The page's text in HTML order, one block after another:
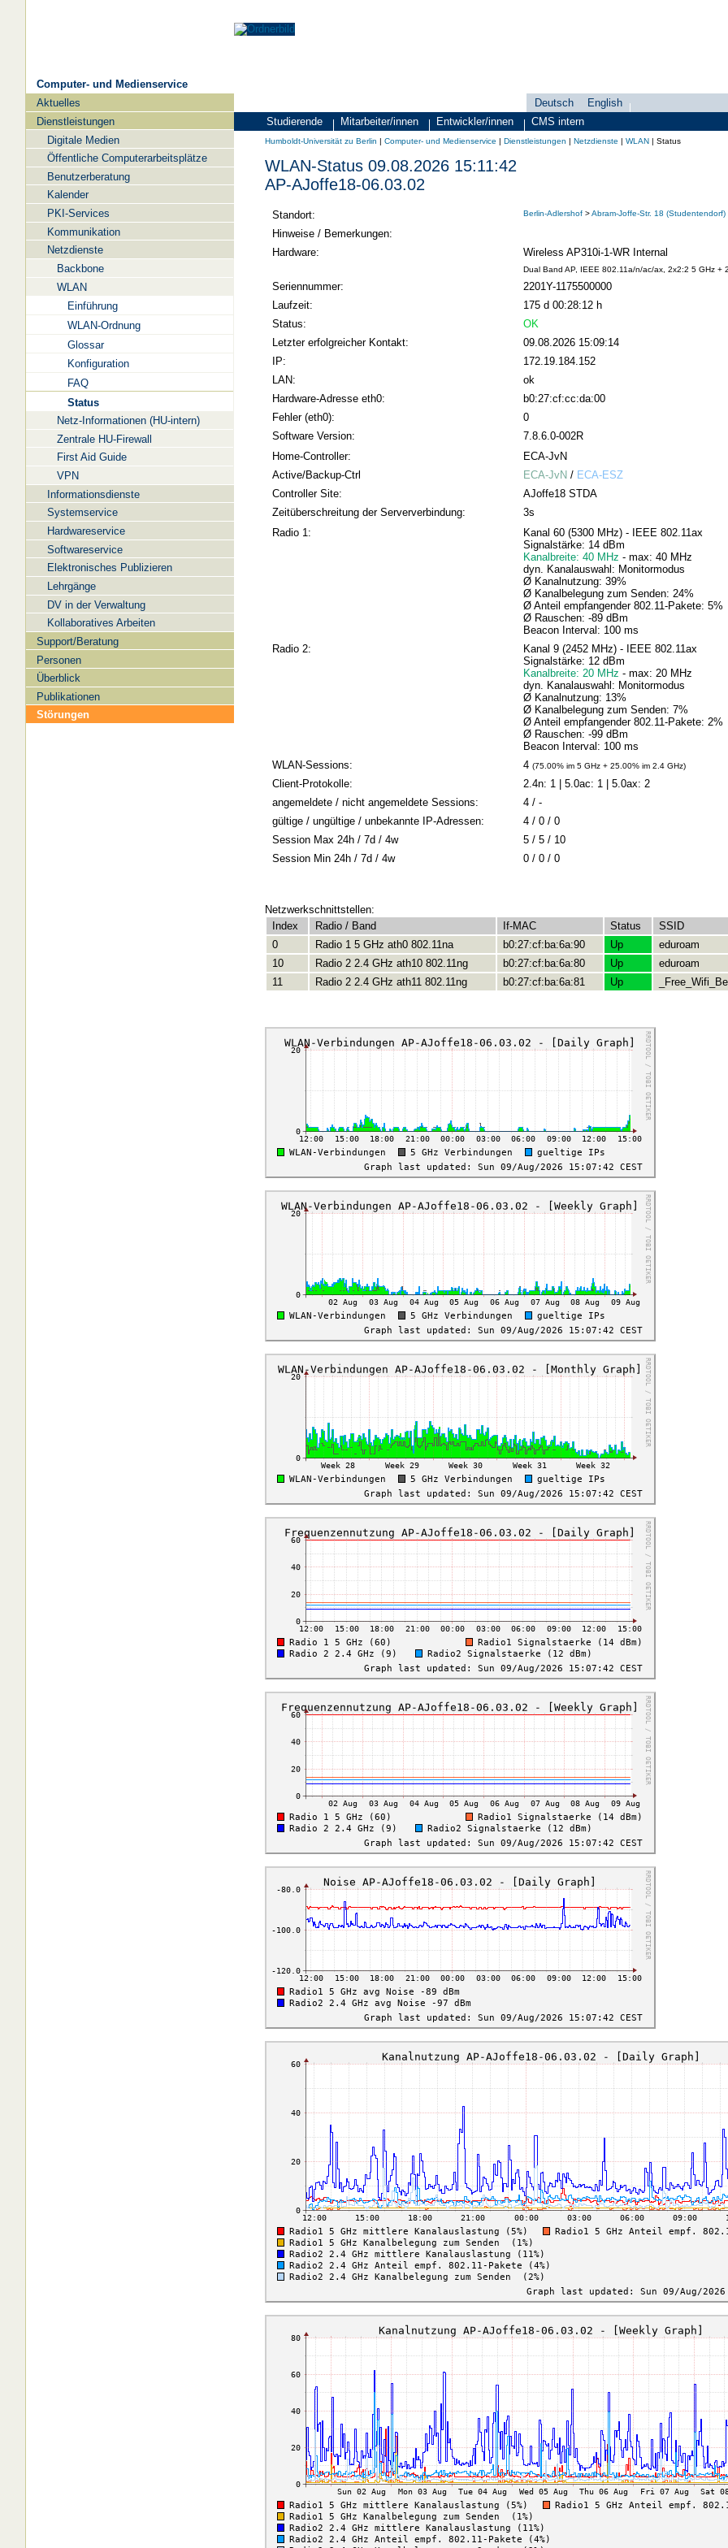
Computer- und Medienservice
Navigation
Aktuelles
Dienstleistungen
Digitale Medien
Öffentliche Computerarbeitsplätze
Benutzerberatung
Kalender
PKI-Services
Kommunikation
Netzdienste
Backbone
WLAN
Einführung
WLAN-Ordnung
Glossar
Konfiguration
FAQ
Status
Netz-Informationen (HU-intern)
Zentrale HU-Firewall
First Aid Guide
VPN
Informationsdienste
Systemservice
Hardwareservice
Softwareservice
Elektronisches Publizieren
Lehrgänge
DV in der Verwaltung
Kollaboratives Arbeiten
Support/Beratung
Personen
Überblick
Publikationen
Störungen
Zielgruppen
Studierende Mitarbeiter/innen Entwickler/innen CMS intern
Sprachauswahl
Deutsch
English
search-menu
Humboldt-
Universität
Computer-
und
Humboldt-Universität zu Berlin | Computer- und Medienservice | Dienstleistungen | Netzdienste | WLAN | Status
WLAN-Status 09.08.2026 15:11:42
AP-AJoffe18-06.03.02
Standort: Berlin-Adlershof>Abram-Joffe-Str. 18 (Studentendorf)
Hinweise / Bemerkungen:
Hardware:
Wireless AP310i-1-WR Internal
Dual Band AP, IEEE 802.11a/n/ac/ax, 2x2:2 5 GHz +
Seriennummer:
2201Y-1175500000
Laufzeit:
175 d 00:28:12 h
Status:
OK
Letzter erfolgreicher Kontakt:
09.08.2026 15:09:14
IP:
172.19.184.152
LAN:
ok
Hardware-Adresse eth0:
b0:27:cf:cc:da:00
Fehler (eth0):
0
Software Version:
7.8.6.0-002R
Home-Controller:
ECA-JvN
Active/Backup-Ctrl
ECA-JvN / ECA-ESZ
Controller Site:
AJoffe18 STDA
Zeitüberschreitung der Serververbindung:
3s
Radio 1:
Kanal 60 (5300 MHz) - IEEE 802.11ax
Signalstärke: 14 dBm
Kanalbreite: 40 MHz - max: 40 MHz
dyn. Kanalauswahl: Monitormodus
Ø Kanalnutzung: 39%
Ø Kanalbelegung zum Senden: 24%
Ø Anteil empfangender 802.11-Pakete: 5%
Ø Rauschen: -89 dBm
Beacon Interval: 100 ms
Radio 2:
Kanal 9 (2452 MHz) - IEEE 802.11ax
Signalstärke: 12 dBm
Kanalbreite: 20 MHz - max: 20 MHz
dyn. Kanalauswahl: Monitormodus
Ø Kanalnutzung: 13%
Ø Kanalbelegung zum Senden: 7%
Ø Anteil empfangender 802.11-Pakete: 2%
Ø Rauschen: -99 dBm
Beacon Interval: 100 ms
WLAN-Sessions:
4 (75.00% im 5 GHz + 25.00% im 2.4 GHz)
Client-Protokolle:
2.4n: 1 | 5.0ac: 1 | 5.0ax: 2
angemeldete / nicht angemeldete Sessions:
4 / -
gültige / ungültige / unbekannte IP-Adressen:
4 / 0 / 0
Session Max 24h / 7d / 4w
5 / 5 / 10
Session Min 24h / 7d / 4w
0 / 0 / 0
Netzwerkschnittstellen:
Index
Radio / Band If-MAC Status SSID
0
Radio 1 5 GHz ath0 802.11na b0:27:cf:ba:6a:90 Up eduroam
10
Radio 2 2.4 GHz ath10 802.11ng b0:27:cf:ba:6a:80 Up
eduroam
11
Radio 2 2.4 GHz ath11 802.11ng b0:27:cf:ba:6a:81 Up